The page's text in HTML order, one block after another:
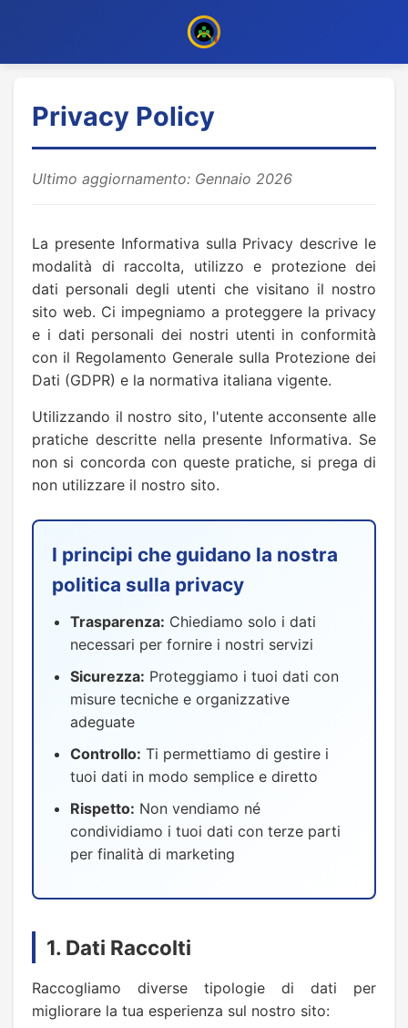
Privacy Policy
Ultimo aggiornamento: Gennaio 2026
La presente Informativa sulla Privacy descrive le
modalità di raccolta, utilizzo e protezione dei
dati personali degli utenti che visitano il nostro
sito web. Ci impegniamo a proteggere la privacy
e i dati personali dei nostri utenti in conformità
con il Regolamento Generale sulla Protezione dei
Dati (GDPR) e la normativa italiana vigente.
Utilizzando il nostro sito, l'utente acconsente alle
pratiche descritte nella presente Informativa. Se
non si concorda con queste pratiche, si prega di
non utilizzare il nostro sito.
I principi che guidano la nostra
politica sulla privacy
Trasparenza: Chiediamo solo i dati
necessari per fornire i nostri servizi
Sicurezza: Proteggiamo i tuoi dati con
misure tecniche e organizzative
adeguate
Controllo: Ti permettiamo di gestire i
tuoi dati in modo semplice e diretto
Rispetto: Non vendiamo né
condividiamo i tuoi dati con terze parti
per finalità di marketing
1. Dati Raccolti
Raccogliamo diverse tipologie di dati per
migliorare la tua esperienza sul nostro sito: